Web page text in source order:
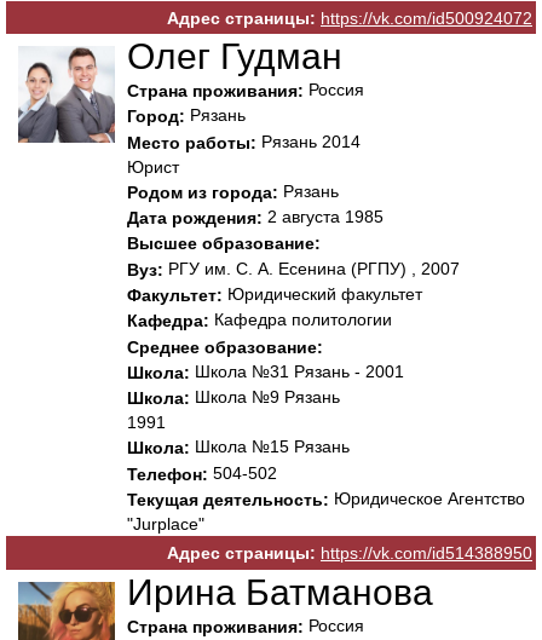
Адрес страницы: https://vk.com/id500924072
Олег Гудман
Страна проживания: Россия
Город: Рязань
Место работы: Рязань 2014
Юрист
Родом из города: Рязань
Дата рождения: 2 августа 1985
Высшее образование:
Вуз: РГУ им. С. А. Есенина (РГПУ) , 2007
Факультет: Юридический факультет
Кафедра: Кафедра политологии
Среднее образование:
Школа: Школа №31 Рязань - 2001
Школа: Школа №9 Рязань
1991
Школа: Школа №15 Рязань
Телефон: 504-502
Текущая деятельность: Юридическое Агентство
"Jurplace"
Адрес страницы: https://vk.com/id514388950
Ирина Батманова
Страна проживания: Россия